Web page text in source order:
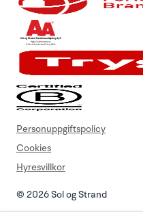
© 2026 Sol og Strand
Personuppgiftspolicy
Cookies
Hyresvillkor